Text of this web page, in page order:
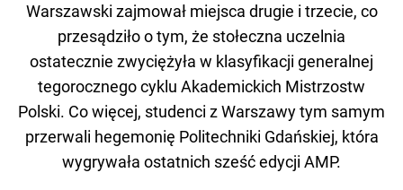
Warszawski zajmował miejsca drugie i trzecie, co
przesądziło o tym, że stołeczna uczelnia
ostatecznie zwyciężyła w klasyfikacji generalnej
tegorocznego cyklu Akademickich Mistrzostw
Polski. Co więcej, studenci z Warszawy tym samym
przerwali hegemonię Politechniki Gdańskiej, która
wygrywała ostatnich sześć edycji AMP.